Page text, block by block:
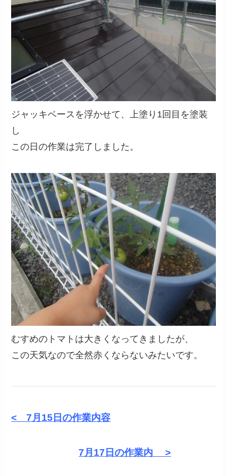
ジャッキベースを浮かせて、上塗り1回目を塗装
し
この日の作業は完了しました。
むすめのトマトは大きくなってきましたが、
この天気なので全然赤くならないみたいです。
< 7月15 日の作業内容
7月17日の作業内 >